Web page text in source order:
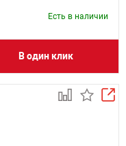
Есть в наличии
В один клик